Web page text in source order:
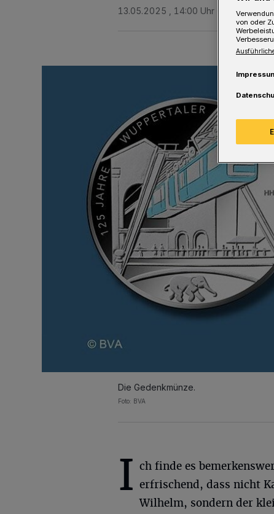
13.05.2025 , 14:00 Uhr Eine Minute
Die Gedenkmünze.
Foto: BVA
I ch finde es
erfrischend, dass nicht
Wilhelm, sondern der
von oder